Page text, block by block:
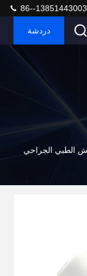
86--13851443003
دردشة
الطبي الجراحي